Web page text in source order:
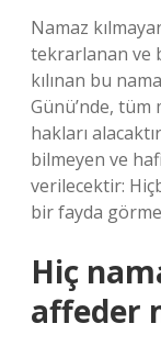
Namaz
tekrarlanan ve
kılınan bu
Günü’nde,
hakları
bilmeyen ve
verilecektir:
bir fayda
Hiç
affeder